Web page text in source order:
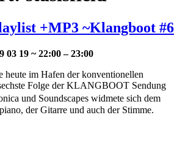
+MP3 ~Klangboot #6
03 19 ~ 22:00 – 23:00
im Hafen der konventionellen
Folge der KLANGBOOT Sendung
und Soundscapes widmete sich dem
der Gitarre und auch der Stimme.